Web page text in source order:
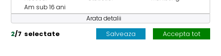
Am sub 16 ani
Arata detalii
2/7 selectate Accepta tot
Salveaza